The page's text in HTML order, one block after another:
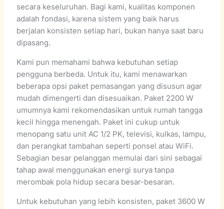
secara keseluruhan. Bagi kami, kualitas komponen
adalah fondasi, karena sistem yang baik harus
berjalan konsisten setiap hari, bukan hanya saat baru
dipasang.
Kami pun memahami bahwa kebutuhan setiap
pengguna berbeda. Untuk itu, kami menawarkan
beberapa opsi paket pemasangan yang disusun agar
mudah dimengerti dan disesuaikan. Paket 2200 W
umumnya kami rekomendasikan untuk rumah tangga
kecil hingga menengah. Paket ini cukup untuk
menopang satu unit AC 1/2 PK, televisi, kulkas, lampu,
dan perangkat tambahan seperti ponsel atau WiFi.
Sebagian besar pelanggan memulai dari sini sebagai
tahap awal menggunakan energi surya tanpa
merombak pola hidup secara besar-besaran.
Untuk kebutuhan yang lebih konsisten, paket 3600 W